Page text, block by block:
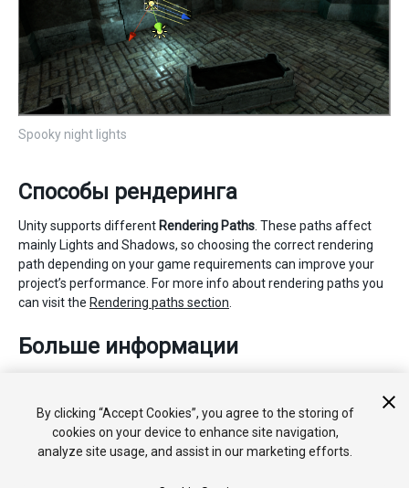
Spooky night lights
Способы рендеринга
Unity supports different Rendering Paths . These paths affect
mainly Lights and Shadows, so choosing the correct rendering
path depending on your game requirements can improve your
project’s performance. For more info about rendering paths you
can visit the Rendering paths section
Больше информации
Component, check theLighting Reference
By clicking “Accept Cookies”, you agree to the storing of
cookies on your device to enhance site navigation,
analyze site usage, and assist in our marketing efforts.